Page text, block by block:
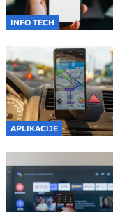
INFO TECH
APLIKACIJE